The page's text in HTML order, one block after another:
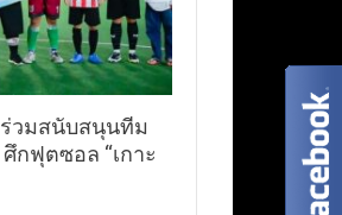
วมสนับสนุนทีม
กฟุตซอล “เกาะ